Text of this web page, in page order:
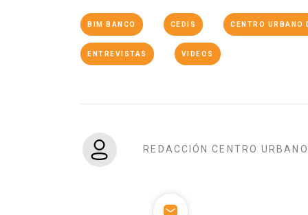
BIM BANCO CEDIS CENTRO URBANO
ENTREVISTAS VIDEOS
REDACCIÓN CENTRO URBANO